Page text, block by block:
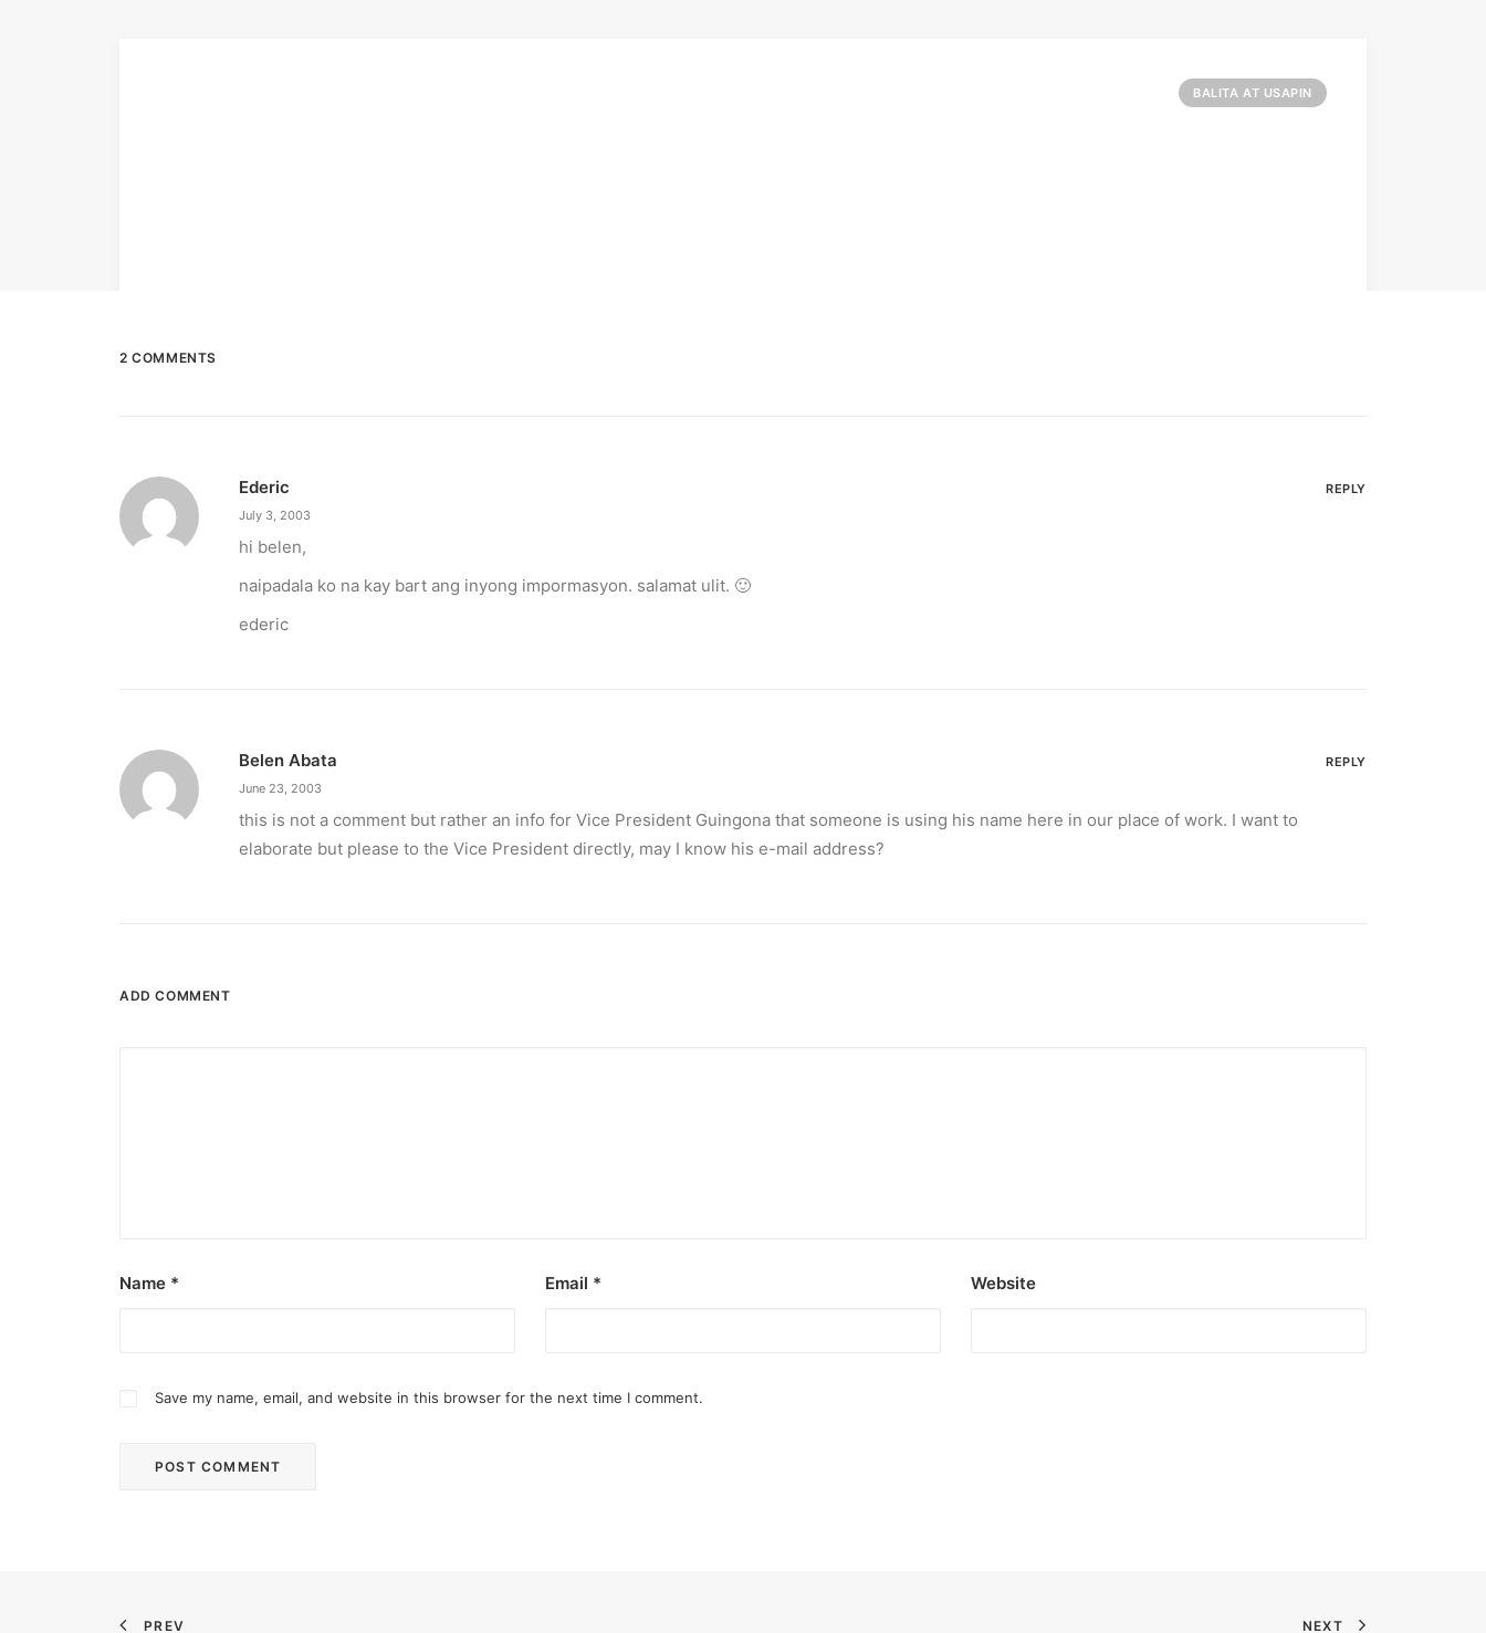
BALITA AT USAPIN
It is said to be the world's largest permanently illuminated peace symbol.
2 COMMENTS
Ederic
July 3, 2003
hi belen,
naipadala ko na kay bart ang inyong impormasyon. salamat ulit. 🙂
ederic
REPLY
Belen Abata
June 23, 2003
this is not a comment but rather an info for Vice President Guingona that someone is using his name here in our place of work. I want to
elaborate but please to the Vice President directly, may I know his e-mail address?
REPLY
ADD COMMENT
Name * Email * Website
Save my name, email, and website in this browser for the next time I comment.
PREV NEXT